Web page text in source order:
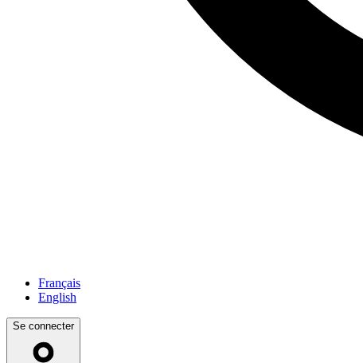
Français
English
Se connecter